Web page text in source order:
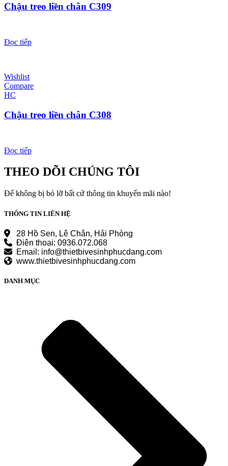
Chậu treo liền chân C309
Đọc tiếp
Wishlist
Compare
HC
Chậu treo liền chân C308
Đọc tiếp
THEO DÕI CHÚNG TÔI
Để không bị bỏ lỡ bất cứ thông tin khuyến mãi nào!
THÔNG TIN LIÊN HỆ
28 Hồ Sen, Lê Chân, Hải Phòng
Điện thoại: 0936.072.068
Email: info@thietbivesinhphucdang.com
www.thietbivesinhphucdang.com
DANH MỤC